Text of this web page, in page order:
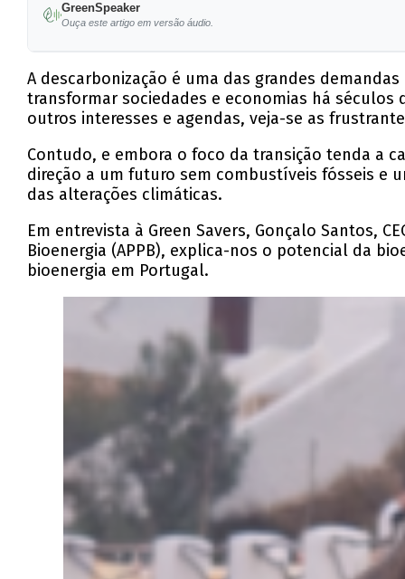
Gonçalo Santos, CEO da Iberol e presidente
A bioenergia contribui para a economia
aquecimento global.
indústria.
A APPB propõe uma regulação clara e
biocombustíveis e biometano.
GreenSpeaker
Ouça este artigo em versão áudio.
A descarbonização é uma das grandes
transformar sociedades e economias há
outros interesses e agendas, veja-se as
Contudo, e embora o foco da transição tenda a
direção a um futuro sem combustíveis fósseis e
das alterações climáticas.
Em entrevista à Green Savers, Gonçalo Santos,
Bioenergia (APPB), explica-nos o potencial da
bioenergia em Portugal.